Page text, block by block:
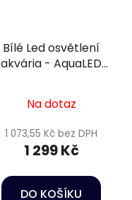
Bílé Led osvětlení
akvária - AquaLED
Na dotaz
1 073,55 Kč bez DPH
1 299 Kč
DO KOŠÍKU